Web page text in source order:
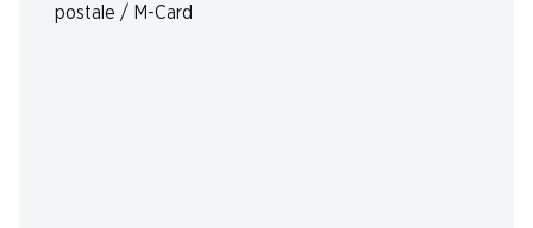
postale / M-Card